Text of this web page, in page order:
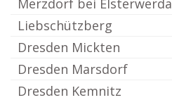
Merzdorf bei Elsterwerda
Liebschützberg
Dresden Mickten
Dresden Marsdorf
Dresden Kemnitz